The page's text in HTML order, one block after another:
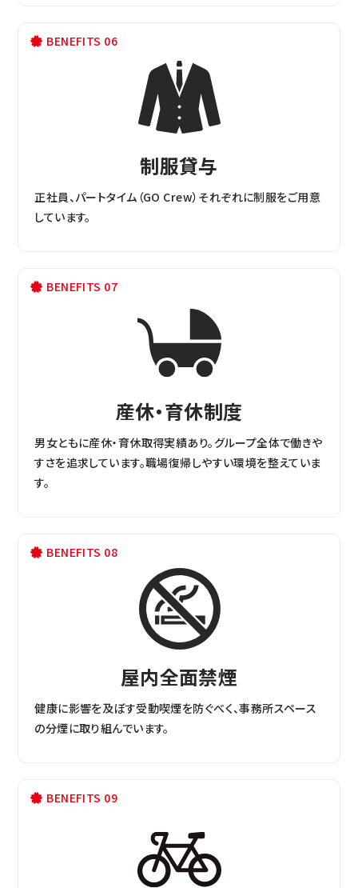
BENEFITS 06
制服貸与
正社員、パートタイム（GO Crew）それぞれに制服をご用意
しています。
BENEFITS 07
産休・育休制度
男女ともに産休・育休取得実績あり。グループ全体で働きや
すさを追求しています。職場復帰しやすい環境を整えていま
す。
BENEFITS 08
屋内全面禁煙
健康に影響を及ぼす受動喫煙を防ぐべく、事務所スペース
の分煙に取り組んでいます。
BENEFITS 09